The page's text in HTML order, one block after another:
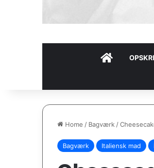
HOME
Home / Bagværk /
Bagværk Italiensk mad